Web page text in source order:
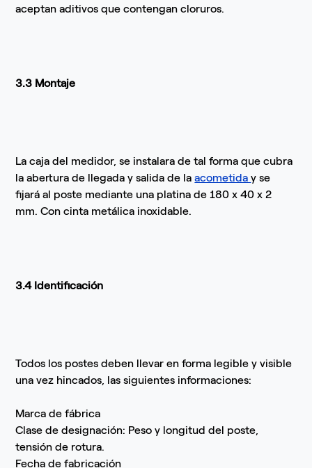
aceptan aditivos que contengan cloruros.
3.3 Montaje
La caja del medidor, se instalara de tal forma que cubra
la abertura de llegada y salida de laacometiday se
fijará al poste mediante una platina de 180 x 40 x 2
mm. Con cinta metálica inoxidable.
3.4 Identificación
Todos los postes deben llevar en forma legible y visible
una vez hincados, las siguientes informaciones:
Marca de fábrica
Clase de designación: Peso y longitud del poste,
tensión de rotura.
Fecha de fabricación